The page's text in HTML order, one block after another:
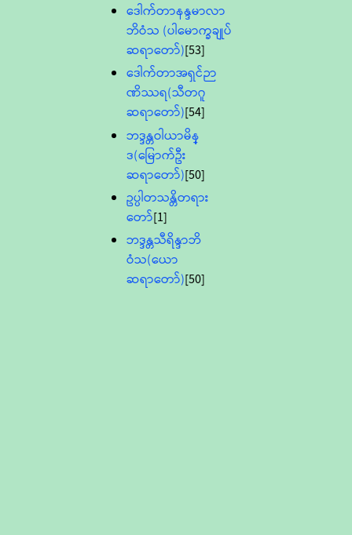
ဒေါက်တာနန္ဒမာလာ
ဘိဝံသ (ပါမောက္ခချုပ်
ဆရာတော်)[53]
ဒေါက်တာအရှင်ဉာ
ဏိဿရ(သီတဂူ
ဆရာတော်)[54]
ဘဒ္ဒန္တဝါယာမိန္
ဒ(မြောက်ဦး
ဆရာတော်)[50]
ဥပ္ပါတသန္တိတရား
တော်[1]
ဘဒ္ဒန္တသီရိန္ဒာဘိ
ဝံသ(ယော
ဆရာတော်)[50]